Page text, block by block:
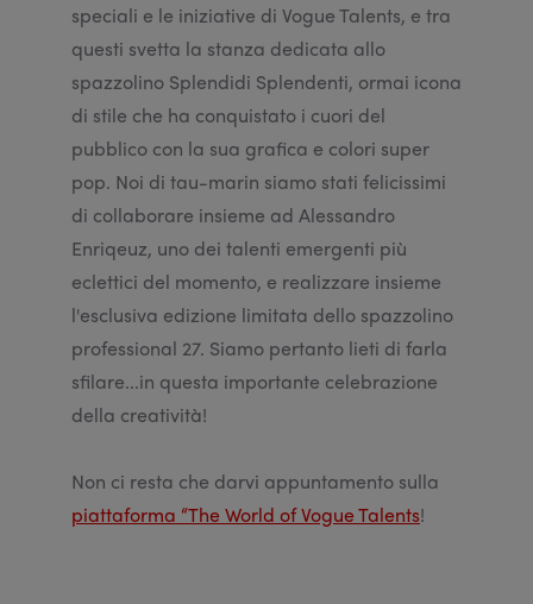
speciali e le iniziative di Vogue Talents, e tra
questi svetta la stanza dedicata allo
spazzolino Splendidi Splendenti, ormai icona
di stile che ha conquistato i cuori del
pubblico con la sua grafica e colori super
pop. Noi di tau-marin siamo stati felicissimi
di collaborare insieme ad Alessandro
Enriqeuz, uno dei talenti emergenti più
eclettici del momento, e realizzare insieme
l'esclusiva edizione limitata dello spazzolino
professional 27. Siamo pertanto lieti di farla
sfilare...in questa importante celebrazione
della creatività!
Non ci resta che darvi appuntamento sulla
piattaforma “The World of Vogue Talents!